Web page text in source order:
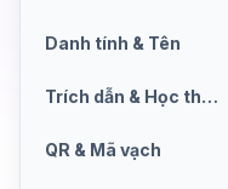
Danh tính & Tên
Trích dẫn & Học thuật
QR & Mã vạch